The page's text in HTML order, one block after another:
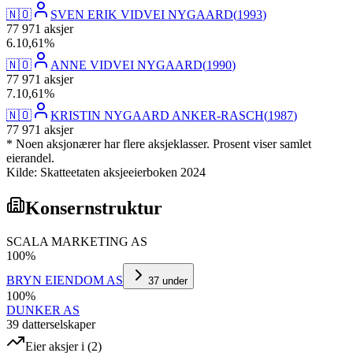
🇳🇴 SVEN ERIK VIDVEI NYGAARD(1993)
77 971 aksjer
6.10,61%
🇳🇴
ANNE VIDVEI NYGAARD(1990)
77 971 aksjer
7.10,61%
🇳🇴
KRISTIN NYGAARD ANKER-RASCH(1987)
77 971 aksjer
* Noen aksjonærer har flere aksjeklasser. Prosent viser samlet
eierandel.
Kilde: Skatteetaten aksjeeierboken 2024
Konsernstruktur
SCALA MARKETING AS
100%
BRYN EIENDOM AS
37 under
100%
DUNKER AS
39 datterselskaper
Eier aksjer i (2)